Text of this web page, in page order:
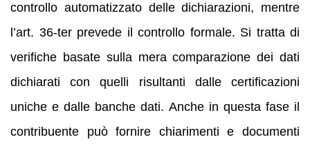
controllo automatizzato delle dichiarazioni, mentre
l’art. 36‑ter prevede il controllo formale. Si tratta di
verifiche basate sulla mera comparazione dei dati
dichiarati con quelli risultanti dalle certificazioni
uniche e dalle banche dati. Anche in questa fase il
contribuente può fornire chiarimenti e documenti